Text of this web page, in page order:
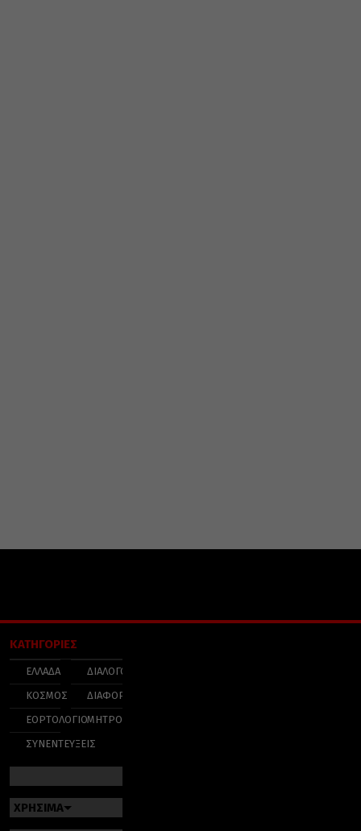
ΚΑΤΗΓΟΡΙΕΣ
ΕΛΛΑΔΑ
ΚΟΣΜΟΣ
ΕΟΡΤΟΛΟΓΙΟ
ΣΥΝΕΝΤΕΥΞΕΙΣ
ΔΙΑΛΟΓΟΣ
ΔΙΑΦΟΡΑ
ΜΗΤΡΟΠΟΛΕΙΣ
ΧΡΗΣΙΜΑ